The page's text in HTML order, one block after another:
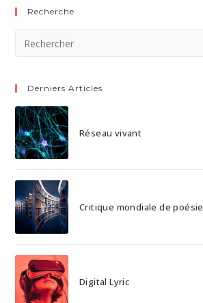
Recherche
Derniers Articles
Réseau vivant
Critique mondiale de poésie
Digital Lyric